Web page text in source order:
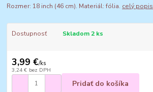
Rozmer: 18 inch (46 cm). Materiál: fólia. celý popis
Dostupnosť Skladom 2 ks
3,99 €/ks
3,24 € bez DPH
Pridať do košíka